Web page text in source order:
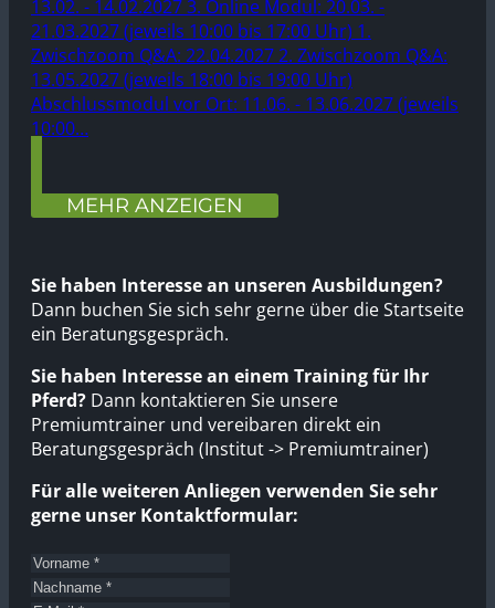
13.02. - 14.02.2027 3. Online Modul: 20.03. -
21.03.2027 (jeweils 10:00 bis 17:00 Uhr) 1.
Zwischzoom Q&A: 22.04.2027 2. Zwischzoom Q&A:
13.05.2027 (jeweils 18:00 bis 19:00 Uhr)
Abschlussmodul vor Ort: 11.06. - 13.06.2027 (jeweils
10:00…
MEHR ANZEIGEN
Sie haben Interesse an unseren Ausbildungen?
Dann buchen Sie sich sehr gerne über die Startseite
ein Beratungsgespräch.
Sie haben Interesse an einem Training für Ihr
Pferd? Dann kontaktieren Sie unsere
Premiumtrainer und vereibaren direkt ein
Beratungsgespräch (Institut -> Premiumtrainer)
Für alle weiteren Anliegen verwenden Sie sehr
gerne unser Kontaktformular: